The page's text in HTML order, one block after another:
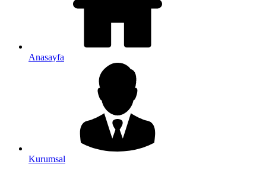
Anasayfa
Kurumsal